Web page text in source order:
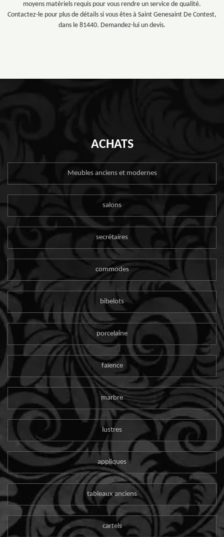
moyens matériels requis pour vous rendre un service de qualité.
Contactez-le pour plus de détails si vous êtes à Saint Genesaint De Contest,
dans le 81440. Demandez-lui un devis.
ACHATS
Meubles anciens et modernes
salons
secrétaires
commodes
bibelots
porcelaine
faïence
marbre
lustres
appliques
tableaux anciens
cartels